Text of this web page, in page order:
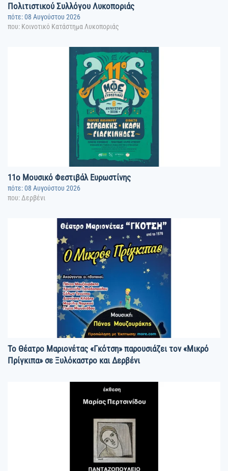
Πολιτιστικού Συλλόγου Λυκοποριάς
πότε: 08 Αυγούστου 2026
που: Κοινοτικό Κατάστημα Λυκοποριάς
11o Μουσικό Φεστιβάλ Ευρωστίνης
πότε: 08 Αυγούστου 2026
που: Δερβένι
Το Θέατρο Μαριονέτας «Γκότση» παρουσιάζει τον «Μικρό
Πρίγκιπα» σε Ξυλόκαστρο και Δερβένι